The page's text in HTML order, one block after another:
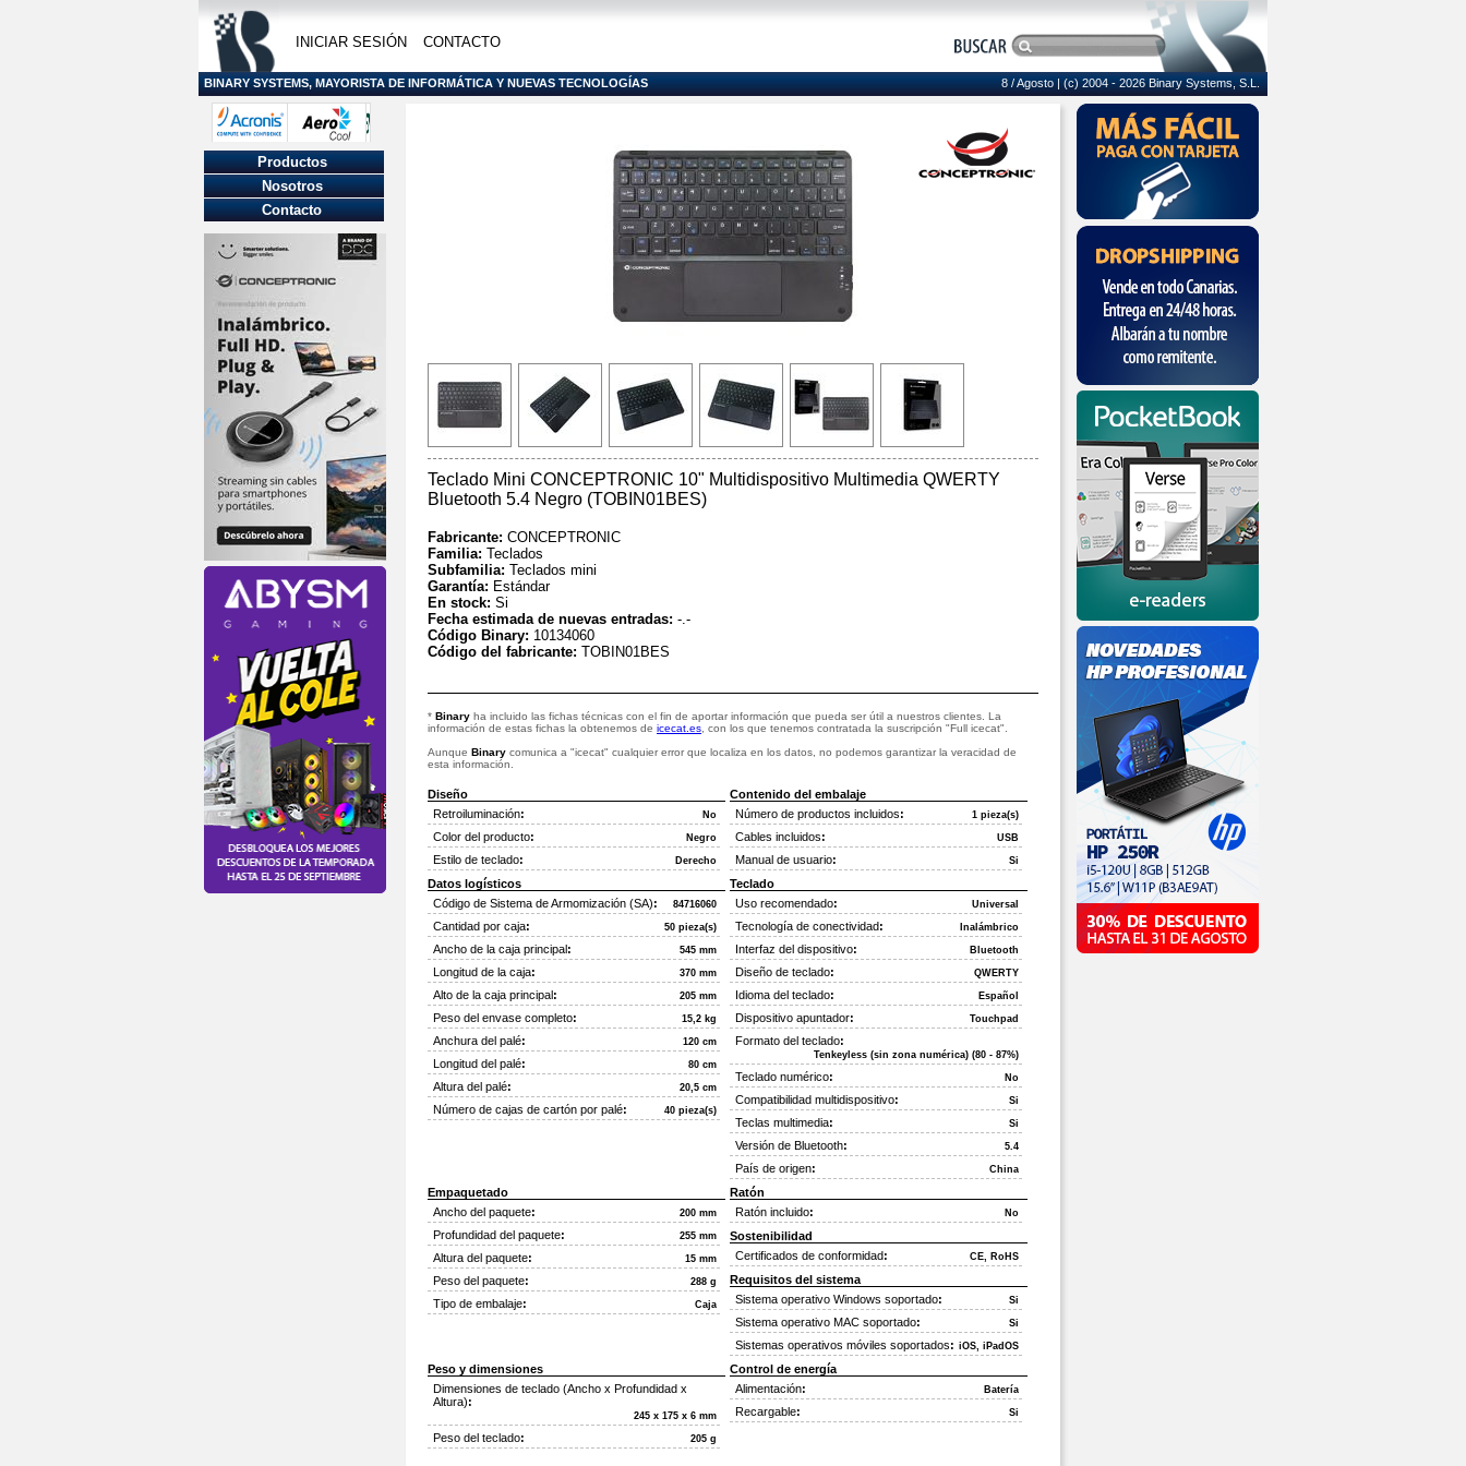
INICIAR SESIÓN CONTACTO
BINARY SYSTEMS, MAYORISTA DE INFORMÁTICA Y NUEVAS TECNOLOGÍAS 8 / Agosto | (c) 2004 - 2026 Binary Systems, S.L.
Teclado Mini CONCEPTRONIC 10" Multidispositivo Multimedia QWERTY
Bluetooth 5.4 Negro (TOBIN01BES)
Fabricante: CONCEPTRONIC
Familia: Teclados
Subfamilia: Teclados mini
Garantía: Estándar
En stock: Si
Fecha estimada de nuevas entradas: -.-
Código Binary: 10134060
Código del fabricante: TOBIN01BES
* Binary ha incluido las fichas técnicas con el fin de aportar información que pueda ser útil a nuestros clientes. La
información de estas fichas la obtenemos de icecat.es , con los que tenemos contratada la suscripción "Full icecat".
Aunque Binary comunica a "icecat" cualquier error que localiza en los datos, no podemos garantizar la veracidad de
esta información.
Diseño
Retroiluminación: No
Color del producto: Negro
Estilo de teclado: Derecho
Contenido del embalaje
Número de productos incluidos: 1 pieza(s)
Cables incluidos: USB
Manual de usuario: Si
Datos logísticos
Código de Sistema de Armomización (SA): 84716060
Cantidad por caja: 50 pieza(s)
Ancho de la caja principal: 545 mm
Longitud de la caja: 370 mm
Alto de la caja principal: 205 mm
Peso del envase completo: 15,2 kg
Anchura del palé: 120 cm
Longitud del palé: 80 cm
Altura del palé: 20,5 cm
Número de cajas de cartón por palé: 40 pieza(s)
Teclado
Uso recomendado: Universal
Tecnología de conectividad: Inalámbrico
Interfaz del dispositivo: Bluetooth
Diseño de teclado: QWERTY
Idioma del teclado: Español
Dispositivo apuntador: Touchpad
Formato del teclado:
Tenkeyless (sin zona numérica) (80 - 87%)
Teclado numérico: No
Compatibilidad multidispositivo: Si
Teclas multimedia: Si
Versión de Bluetooth: 5.4
País de origen: China
Empaquetado
Ancho del paquete: 200 mm
Profundidad del paquete: 255 mm
Altura del paquete: 15 mm
Peso del paquete: 288 g
Tipo de embalaje: Caja
Ratón
Ratón incluido: No
Sostenibilidad
Certificados de conformidad: CE, RoHS
Requisitos del sistema
Sistema operativo Windows soportado: Si
Sistema operativo MAC soportado: Si
Sistemas operativos móviles soportados: iOS, iPadOS
Peso y dimensiones
Dimensiones de teclado (Ancho x Profundidad x
Altura):
245 x 175 x 6 mm
Peso del teclado: 205 g
Control de energía
Alimentación: Batería
Recargable: Si
Productos
Nosotros
Contacto